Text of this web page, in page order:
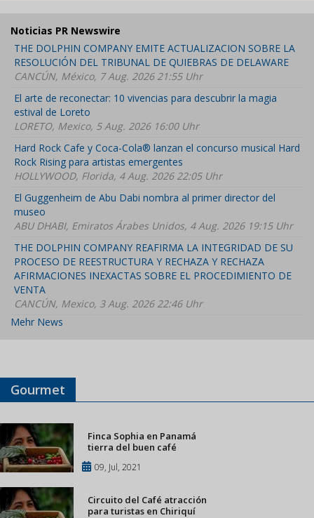
Noticias PR Newswire
THE DOLPHIN COMPANY EMITE ACTUALIZACION SOBRE LA
RESOLUCIÓN DEL TRIBUNAL DE QUIEBRAS DE DELAWARE
CANCÚN, México, 7 Aug. 2026 21:55 Uhr
El arte de reconectar: 10 vivencias para descubrir la magia
estival de Loreto
LORETO, Mexico, 5 Aug. 2026 16:00 Uhr
Hard Rock Cafe y Coca-Cola® lanzan el concurso musical Hard
Rock Rising para artistas emergentes
HOLLYWOOD, Florida, 4 Aug. 2026 22:05 Uhr
El Guggenheim de Abu Dabi nombra al primer director del
museo
ABU DHABI, Emiratos Árabes Unidos, 4 Aug. 2026 19:15 Uhr
THE DOLPHIN COMPANY REAFIRMA LA INTEGRIDAD DE SU
PROCESO DE REESTRUCTURA Y RECHAZA Y RECHAZA
AFIRMACIONES INEXACTAS SOBRE EL PROCEDIMIENTO DE
VENTA
CANCÚN, Mexico, 3 Aug. 2026 22:46 Uhr
Mehr News
Gourmet
Finca Sophia en Panamá
tierra del buen café
09, Jul, 2021
Circuito del Café atracción
para turistas en Chiriquí